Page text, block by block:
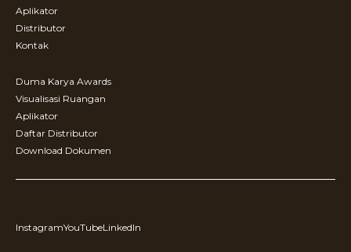
Aplikator
Distributor
Kontak
Duma Karya Awards
Visualisasi Ruangan
Aplikator
Daftar Distributor
Download Dokumen
InstagramYouTubeLinkedIn